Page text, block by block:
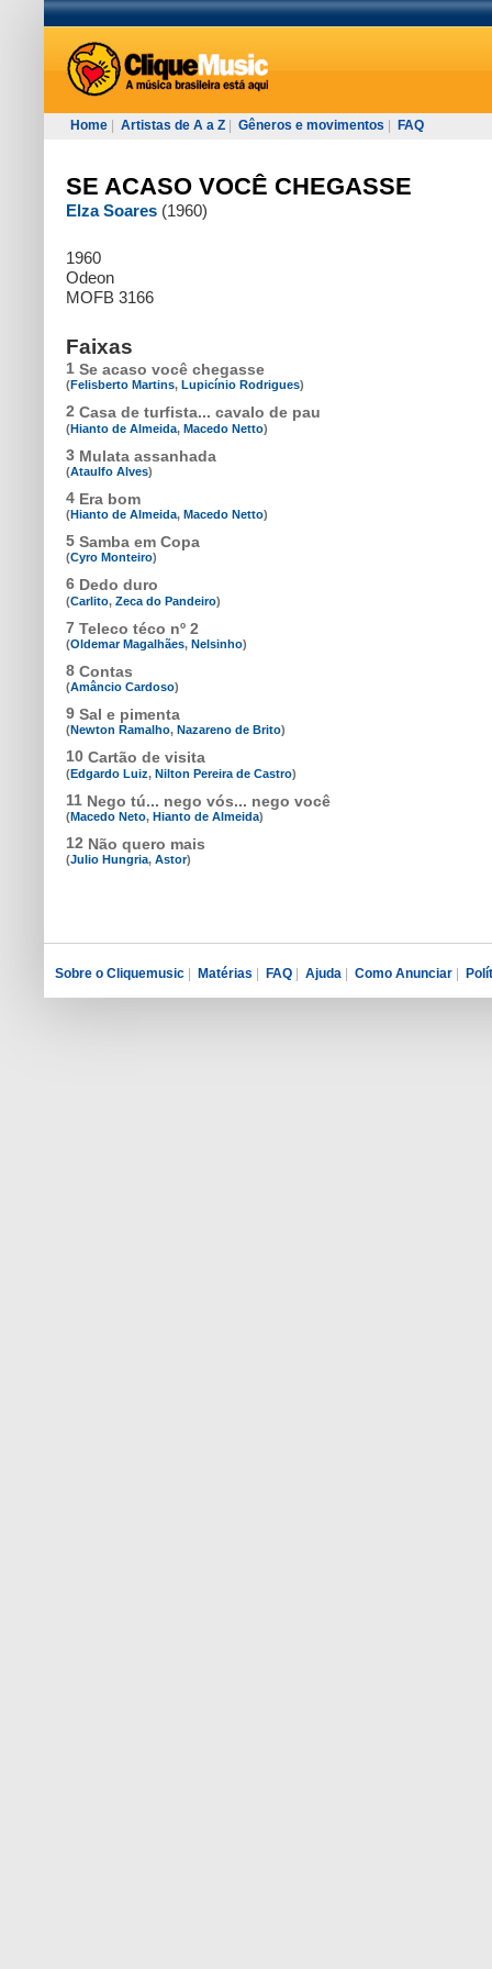
Home Artistas de A a Z Gêneros e movimentos FAQ
SE ACASO VOCÊ CHEGASSE
Elza Soares (1960)
1960
Odeon
MOFB 3166
Faixas
1 Se acaso você chegasse
(Felisberto Martins, Lupicínio Rodrigues)
2 Casa de turfista... cavalo de pau
(Hianto de Almeida, Macedo Netto)
3 Mulata assanhada
(Ataulfo Alves)
4 Era bom
(Hianto de Almeida, Macedo Netto)
5 Samba em Copa
(Cyro Monteiro)
6 Dedo duro
(Carlito, Zeca do Pandeiro)
7 Teleco téco nº 2
(Oldemar Magalhães, Nelsinho)
8 Contas
(Amâncio Cardoso)
9 Sal e pimenta
(Newton Ramalho, Nazareno de Brito)
10 Cartão de visita
(Edgardo Luiz, Nilton Pereira de Castro)
11 Nego tú... nego vós... nego você
(Macedo Neto, Hianto de Almeida)
12 Não quero mais
(Julio Hungria, Astor)
Sobre o Cliquemusic Matérias FAQ Ajuda Como Anunciar